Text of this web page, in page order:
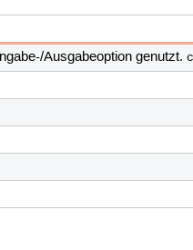
Ausgabeoption genutzt.